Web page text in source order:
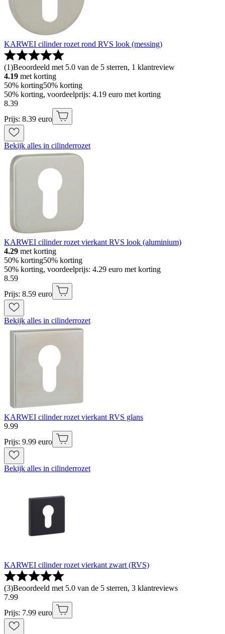
KARWEI cilinder rozet rond RVS look (messing)
(1)Beoordeeld met 5.0 van de 5 sterren, 1 klantreview
4.19 met korting
50% korting50% korting
50% korting, voordeelprijs: 4.19 euro met korting
8.39
Prijs: 8.39 euro
Bekijk alles in cilinderrozet
KARWEI cilinder rozet vierkant RVS look (aluminium)
4.29 met korting
50% korting50% korting
50% korting, voordeelprijs: 4.29 euro met korting
8.59
Prijs: 8.59 euro
Bekijk alles in cilinderrozet
KARWEI cilinder rozet vierkant RVS glans
9.99
Prijs: 9.99 euro
Bekijk alles in cilinderrozet
KARWEI cilinder rozet vierkant zwart (RVS)
(3)Beoordeeld met 5.0 van de 5 sterren, 3 klantreviews
7.99
Prijs: 7.99 euro